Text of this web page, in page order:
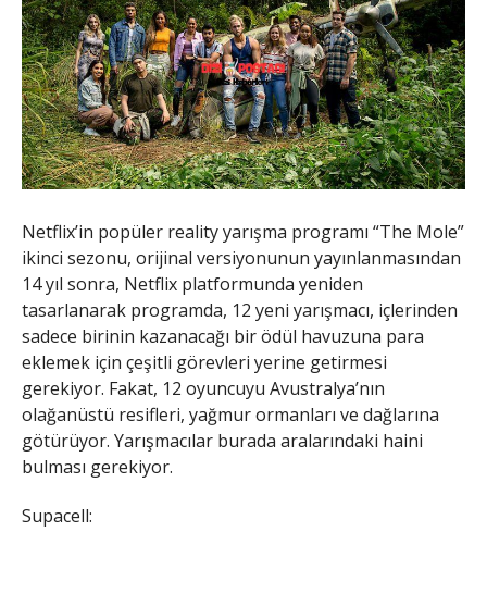
Netflix’in popüler reality yarışma programı “The Mole”
ikinci sezonu, orijinal versiyonunun yayınlanmasından
14 yıl sonra, Netflix platformunda yeniden
tasarlanarak programda, 12 yeni yarışmacı, içlerinden
sadece birinin kazanacağı bir ödül havuzuna para
eklemek için çeşitli görevleri yerine getirmesi
gerekiyor. Fakat, 12 oyuncuyu Avustralya’nın
olağanüstü resifleri, yağmur ormanları ve dağlarına
götürüyor. Yarışmacılar burada aralarındaki haini
bulması gerekiyor.
Supacell: